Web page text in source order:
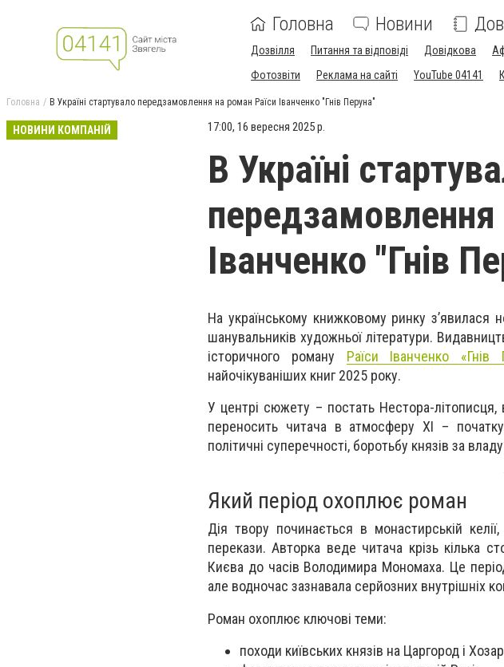
Головна Новини
Дозвілля Питання та відповіді Довідкова
Фотозвіти
Реклама на сайті YouTube 04141
Головна В Україні стартувало передзамовлення на роман Раїси Іванченко "Гнів Перуна"
НОВИНИ КОМПАНІЙ 17:00, 16 вересня 2025 р.
В Україні
Іванченко "Гнів
На українському книжковому ринку з’явилася
шанувальників художньої літератури.
історичного роману Раїси Іванченко «Гнів
найочікуваніших книг 2025 року.
У центрі сюжету – постать Нестора-літописця,
переносить читача в атмосферу XI –
політичні суперечності, боротьбу князів за
Який період охоплює роман
Дія твору починається в монастирській
перекази. Авторка веде читача крізь кілька
Києва до часів Володимира Мономаха. Це
але водночас зазнавала серйозних внутрішніх
Роман охоплює ключові теми:
походи київських князів на Царгород і